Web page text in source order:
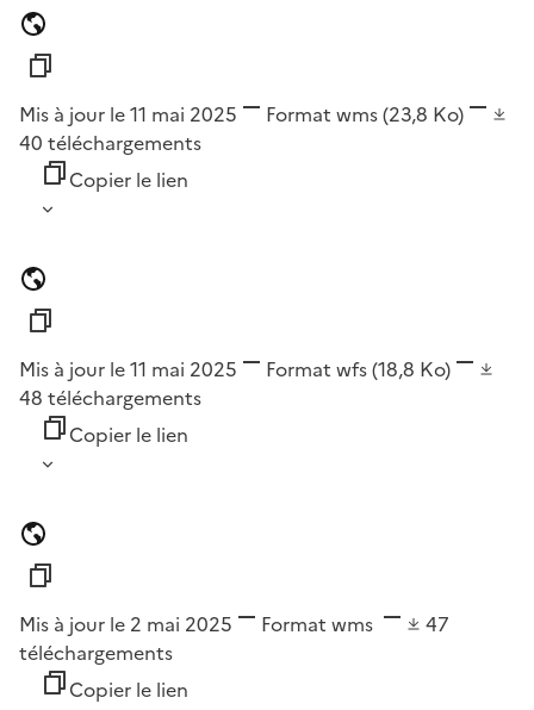
Mis à jour le 11 mai 2025 Format wms(23,8 Ko)
40 téléchargements
Copier le lien
Mis à jour le 11 mai 2025 Format wfs(18,8 Ko)
48 téléchargements
Copier le lien
Mis à jour le 2 mai 2025 Format wms
47
téléchargements
Copier le lien